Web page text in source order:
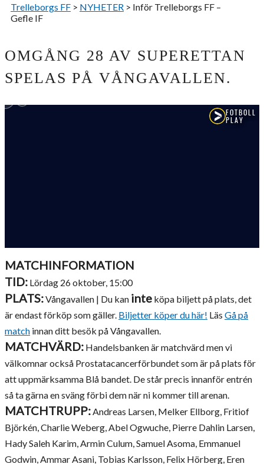
Trelleborgs FF > NYHETER > Inför Trelleborgs FF –
Gefle IF
OMGÅNG 28 AV SUPERETTAN
SPELAS PÅ VÅNGAVALLEN.
MATCHINFORMATION
TID: Lördag 26 oktober, 15:00
PLATS:Vångavallen | Du kan inte köpa biljett på plats, det
är endast förköp som gäller. Biljetter köper du här! Läs Gå på
match innan ditt besök på Vångavallen.
MATCHVÄRD: Handelsbanken är matchvärd men vi
välkomnar också Prostatacancerförbundet som är på plats för
att uppmärksamma Blå bandet. De står precis innanför entrén
så ta gärna en sväng förbi dem när ni kommer till arenan.
MATCHTRUPP:Andreas Larsen, Melker Ellborg, Fritiof
Björkén, Charlie Weberg, Abel Ogwuche, Pierre Dahlin Larsen,
Hady Saleh Karim, Armin Culum, Samuel Asoma, Emmanuel
Godwin, Ammar Asani, Tobias Karlsson, Felix Hörberg, Eren